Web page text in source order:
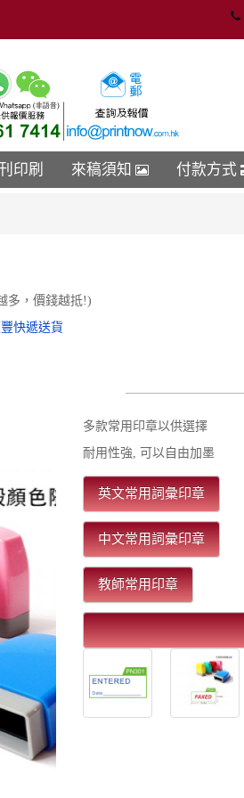
印刷 來稿須知 付款方式
多，價錢越抵!)
快遞送貨
多款常用印章以供選擇
耐用性強, 可以自由加墨
英文常用詞彙印章
中文常用詞彙印章
教師常用印章